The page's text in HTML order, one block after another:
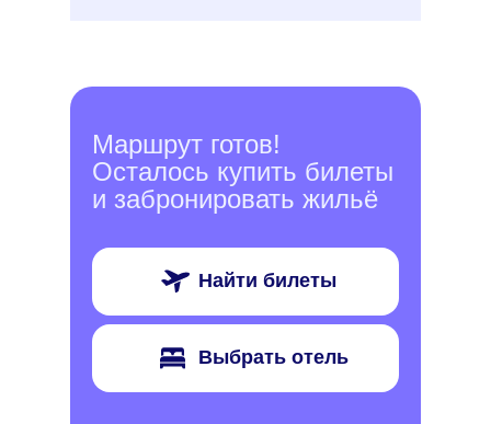
Маршрут готов!
Осталось купить билеты
и забронировать жильё
Найти билеты
Выбрать отель